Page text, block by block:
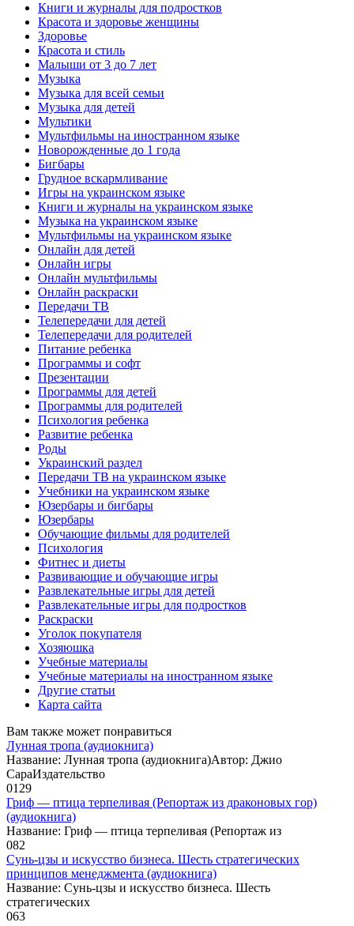
Книги и журналы для подростков
Красота и здоровье женщины
Здоровье
Красота и стиль
Малыши от 3 до 7 лет
Музыка
Музыка для всей семьи
Музыка для детей
Мультики
Мультфильмы на иностранном языке
Новорожденные до 1 года
Бигбары
Грудное вскармливание
Игры на украинском языке
Книги и журналы на украинском языке
Музыка на украинском языке
Мультфильмы на украинском языке
Онлайн для детей
Онлайн игры
Онлайн мультфильмы
Онлайн раскраски
Передачи ТВ
Телепередачи для детей
Телепередачи для родителей
Питание ребенка
Программы и софт
Презентации
Программы для детей
Программы для родителей
Психология ребенка
Развитие ребенка
Роды
Украинский раздел
Передачи ТВ на украинском языке
Учебники на украинском языке
Юзербары и бигбары
Юзербары
Обучающие фильмы для родителей
Психология
Фитнес и диеты
Развивающие и обучающие игры
Развлекательные игры для детей
Развлекательные игры для подростков
Раскраски
Уголок покупателя
Хозяюшка
Учебные материалы
Учебные материалы на иностранном языке
Другие статьи
Карта сайта
Вам также может понравиться
Лунная тропа (аудиокнига)
Название: Лунная тропа (аудиокнига)Автор: Джио
СараИздательство
0129
Гриф — птица терпеливая (Репортаж из драконовых гор)
(аудиокнига)
Название: Гриф — птица терпеливая (Репортаж из
082
Сунь-цзы и искусство бизнеса. Шесть стратегических
принципов менеджмента (аудиокнига)
Название: Сунь-цзы и искусство бизнеса. Шесть
стратегических
063